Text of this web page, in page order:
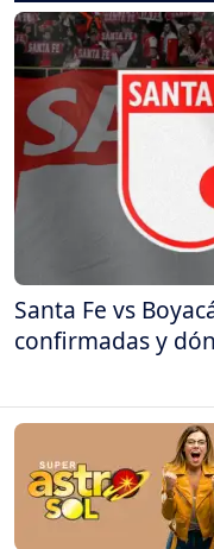
Santa Fe vs
confirmadas y